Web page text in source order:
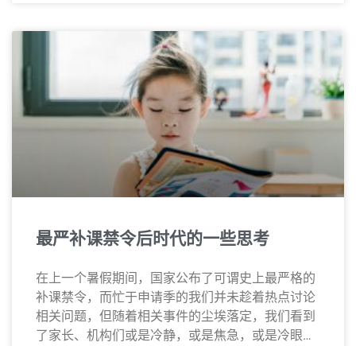
最严补课禁令后时代的一些思考
在上一个暑假期间，国家公布了可谓史上最严格的
补课禁令，而忙于申请季的我们并未趁着热点讨论
相关问题，但随着相关事件的尘埃落定，我们看到
了家长、机构们或是冷静，或是焦急，或是冷眼旁